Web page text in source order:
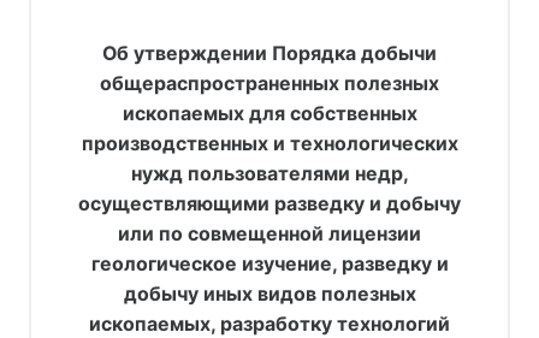
Об утверждении Порядка добычи
общераспространенных полезных
ископаемых для собственных
производственных и технологических
нужд пользователями недр,
осуществляющими разведку и добычу
или по совмещенной лицензии
геологическое изучение, разведку и
добычу иных видов полезных
ископаемых, разработку технологий